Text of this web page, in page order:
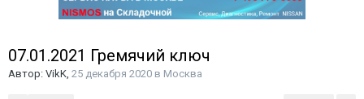
07.01.2021 Гремячий ключ
Автор: VikK 25 декабря 2020 в Москва